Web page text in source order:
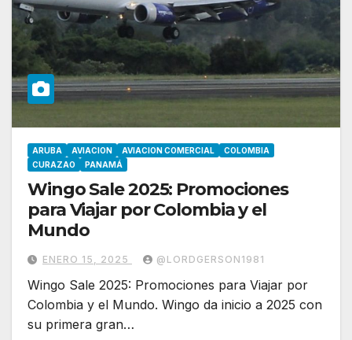
ARUBA AVIACION AVIACION COMERCIAL
COLOMBIA
CURAZAO
PANAMÁ
Wingo Sale 2025: Promociones
para Viajar por Colombia y el
Mundo
ENERO 15, 2025 @LORDGERSON1981
Wingo Sale 2025: Promociones para Viajar por
Colombia y el Mundo. Wingo da inicio a 2025 con
su primera gran…